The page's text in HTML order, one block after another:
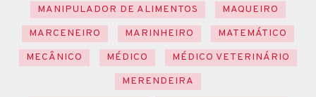
MANIPULADOR DE ALIMENTOS
MAQUEIRO
MARCENEIRO
MARINHEIRO
MATEMÁTICO
MECÂNICO
MÉDICO
MÉDICO VETERINÁRIO
MERENDEIRA